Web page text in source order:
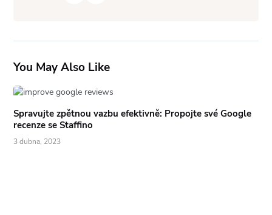
You May Also Like
Spravujte zpětnou vazbu efektivně: Propojte své Google
recenze se Staffino
3 dubna, 2023